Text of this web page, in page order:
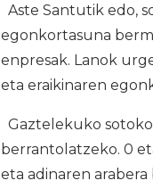
Aste Santutik edo,
egonkortasuna
enpresak. Lanok
eta eraikinaren
Gaztelekuko
berrantolatzeko. 0
eta adinaren